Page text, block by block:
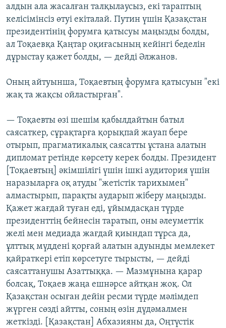
алдын ала жасалған талқылаусыз, екі тараптың
келісімінсіз өтуі екіталай. Путин үшін Қазақстан
президентінің форумға қатысуы маңызды болды,
ал Тоқаевқа Қаңтар оқиғасының кейінгі беделін
дұрыстау қажет болды, — дейді Әлжанов.
Оның айтуынша, Тоқаевтың форумға қатысуын "екі
жақ та жақсы ойластырған".
— Тоқаевты өзі шешім қабылдайтын батыл
саясаткер, сұрақтарға қорықпай жауап бере
отырып, прагматикалық саясатты ұстана алатын
дипломат ретінде көрсету керек болды. Президент
[Тоқаевтың] әкімшілігі үшін ішкі аудитория үшін
наразыларға оқ атуды "жетістік тарихымен"
алмастырып, парақты аударып жіберу маңызды.
Қажет жағдай туған еді, ұйымдасқан түрде
президенттің бейнесін таратып, оны әлеуметтік
желі мен медиада жағдай қиындап тұрса да,
ұлттық мүддені қорғай алатын адуынды мемлекет
қайраткері етіп көрсетуге тырысты, — дейді
саясаттанушы Азаттыққа. — Мазмұнына қарар
болсақ, Тоқаев жаңа ешнәрсе айтқан жоқ. Ол
Қазақстан осыған дейін ресми түрде мәлімдеп
жүрген сөзді айтты, соның өзін дүдәмалмен
жеткізді. [Қазақстан] Абхазияны да, Оңтүстік